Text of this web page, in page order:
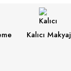
Kalıcı Makyaj